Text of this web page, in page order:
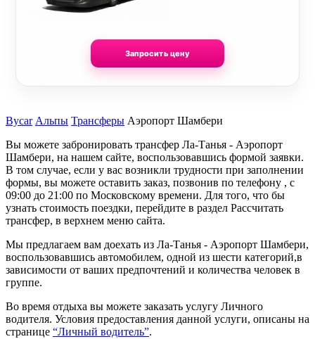
Запросить цену
Bycar Альпы Трансферы Аэропорт Шамбери
Вы можете забронировать трансфер Ла-Танья - Аэропорт
Шамбери, на нашем сайте, воспользовавшись формой заявки.
В том случае, если у вас возникли трудности при заполнении
формы, вы можете оставить заказ, позвонив по телефону , с
09:00 до 21:00 по Московскому времени. Для того, что бы
узнать стоимость поездки, перейдите в раздел Рассчитать
трансфер, в верхнем меню сайта.
Мы предлагаем вам доехать из Ла-Танья - Аэропорт Шамбери,
воспользовавшись автомобилем, одной из шести категорий,в
зависимости от ваших предпочтений и количества человек в
группе.
Во время отдыха вы можете заказать услугу Личного
водителя. Условия предоставления данной услуги, описаны на
странице “Личный водитель”.